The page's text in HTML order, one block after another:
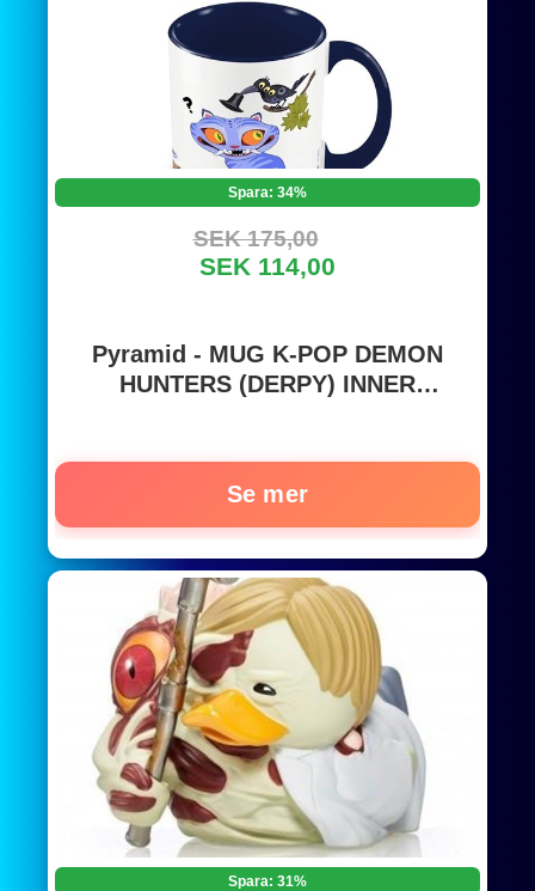
Spara: 34%
SEK 175,00
SEK 114,00
Pyramid - MUG K-POP DEMON
HUNTERS (DERPY) INNER
Se mer
Spara: 31%